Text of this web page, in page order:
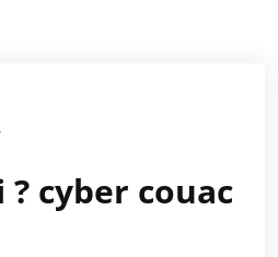
cyber couac